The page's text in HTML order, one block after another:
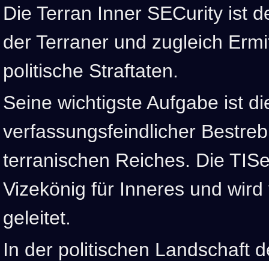
Die Terran Inner SECurity ist
der Terraner und zugleich
politische Straftaten.
Seine wichtigste Aufgabe ist
verfassungsfeindlicher
terranischen Reiches. Die
Vizekönig für Inneres und
geleitet.
In der politischen Landschaft